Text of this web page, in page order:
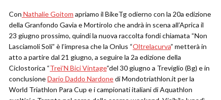
Con Nathalie Goitom apriamo il BikeTg odierno con la 20a edizione
della Granfondo Gavia e Mortirolo che andrà in scena all’Aprica il
23 giugno prossimo, quindi la nuova raccolta fondi chiamata “Non
Lasciamoli Soli” è l’impresa che la Onlus “Oltrelacurva” metterà in
atto a partire dal 21 giugno, a seguire la 2a edizione della
Ciclostorica “Treì’N Bici Vintage“del 30 giugno a Treviglio (Bg) e in
conclusioneDario Daddo Nardonedi Mondotriathlon.it per la
World Triathlon Para Cup e i campionati italiani di Aquathlon